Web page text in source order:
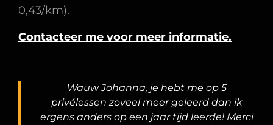
0,43/km).
Contacteer me voor meer informatie.
Wauw Johanna, je hebt me op 5
privélessen zoveel meer geleerd dan ik
ergens anders op een jaar tijd leerde! Merci